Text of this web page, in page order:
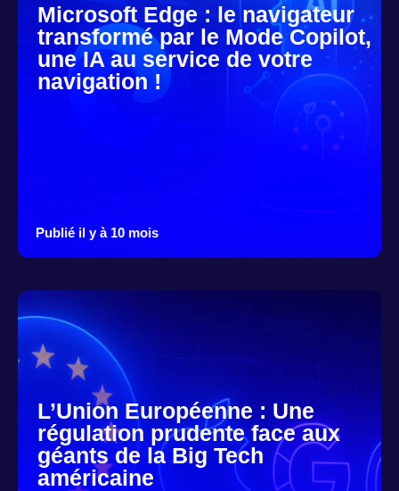
Microsoft Edge : le navigateur
transformé par le Mode Copilot,
une IA au service de votre
navigation !
Publié il y à 10 mois
L’Union Européenne : Une
régulation prudente face aux
géants de la Big Tech
américaine